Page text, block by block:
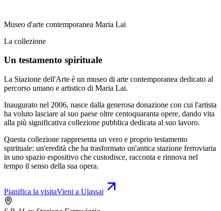
Museo d'arte contemporanea Maria Lai
La collezione
Un testamento spirituale
La Stazione dell'Arte è un museo di arte contemporanea dedicato al
percorso umano e artistico di Maria Lai.
Inaugurato nel 2006, nasce dalla generosa donazione con cui l'artista
ha voluto lasciare al suo paese oltre centoquaranta opere, dando vita
alla più significativa collezione pubblica dedicata al suo lavoro.
Questa collezione rappresenta un vero e proprio testamento
spirituale: un'eredità che ha trasformato un'antica stazione ferroviaria
in uno spazio espositivo che custodisce, racconta e rinnova nel
tempo il senso della sua opera.
Pianifica la visitaVieni a Ulassai